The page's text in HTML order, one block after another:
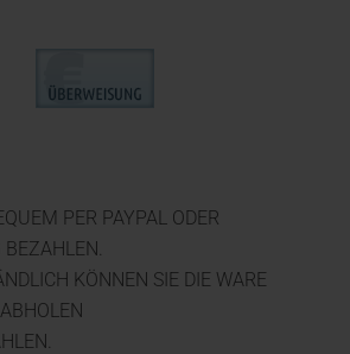
PER PAYPAL ODER
BEZAHLEN.
KÖNNEN SIE DIE WARE